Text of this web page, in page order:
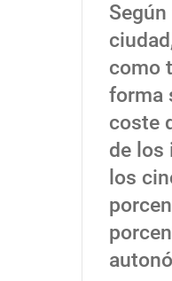
como
forma
coste
de los
los